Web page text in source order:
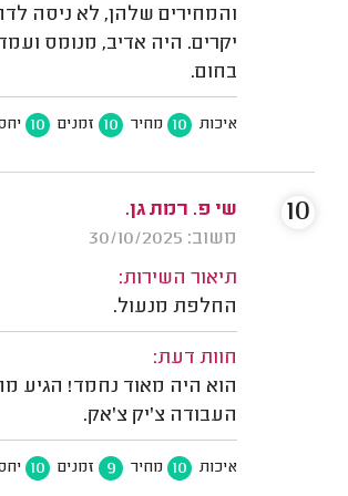
והמחירים שלהן, לא ניסה
יקרים. היה אדיב, מנומס
בחום.
איכות 10 מחיר 10 זמנים 10
שי פ. רמת גן.
משוב: 30/10/2025
תיאור השירות:
החלפת מנעול.
חוות דעת:
הוא היה מאוד נחמד! הגיע
העבודה צ'יק צ'אק.
איכות 10 מחיר 9 זמנים 10
10